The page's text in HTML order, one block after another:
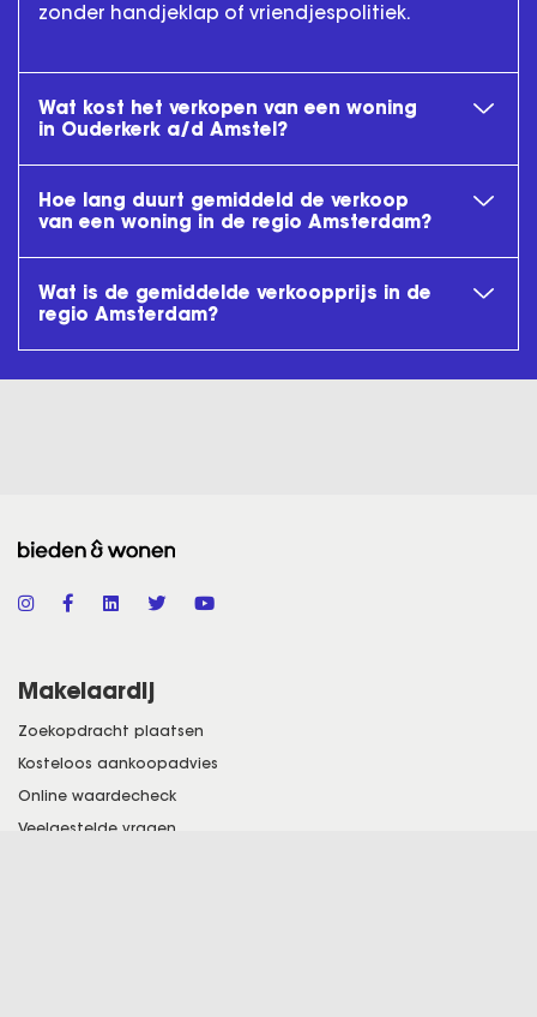
zonder handjeklap of vriendjespolitiek.
Wat kost het verkopen van een woning
in Ouderkerk a/d Amstel?
Hoe lang duurt gemiddeld de verkoop
van een woning in de regio Amsterdam?
Wat is de gemiddelde verkoopprijs in de
regio Amsterdam?
Makelaardij
Zoekopdracht plaatsen
Kosteloos aankoopadvies
Online waardecheck
Veelgestelde vragen